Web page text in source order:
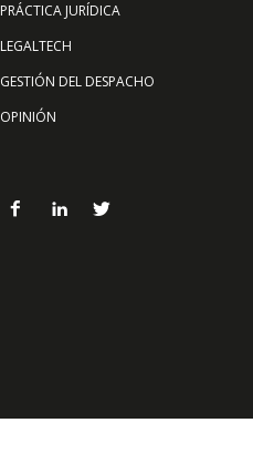
PRÁCTICA JURÍDICA
LEGALTECH
GESTIÓN DEL DESPACHO
OPINIÓN